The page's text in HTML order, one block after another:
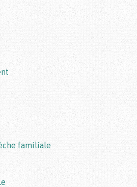
familiale